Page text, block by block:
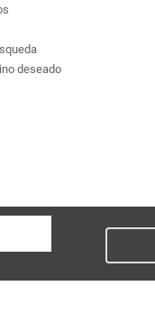
deseado